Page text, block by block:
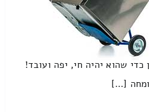
כדי שהוא יהיה חי, יפה ועובד!
[…]